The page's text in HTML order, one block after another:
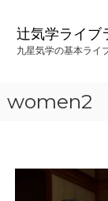
ス
辻気学ライブ
九星気学の基本ライ
women2